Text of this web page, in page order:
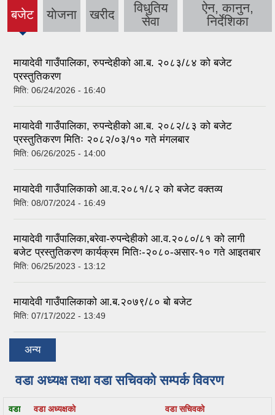
बजेट
(active
tab)
याेजना खरीद
विधुतिय
सेवा
ऐन, कानुन,
निर्देशिका
मायादेवी गाउँपालिका, रुपन्देहीको आ.ब. २०८३/८४ को बजेट
प्रस्तुतिकरण
मिति: 06/24/2026 - 16:40
मायादेवी गाउँपालिका, रुपन्देहीको आ.ब. २०८२/८३ को बजेट
प्रस्तुतिकरण मितिः २०८२/०३/१० गते मंगलबार
मिति: 06/26/2025 - 14:00
मायादेवी गाउँपालिकाको आ.व.२०८१/८२ को बजेट वक्तव्य
मिति: 08/07/2024 - 16:49
मायादेवी गाउँपालिका,बरेवा-रुपन्देहीको आ.व.२०८०/८१ को लागी
बजेट प्रस्तुतिकरण कार्यक्रम मितिः-२०८०-असार-१० गते आइतबार
मिति: 06/25/2023 - 13:12
मायादेवी गाउँपालिकाको आ.ब.२०७९/८० बो बजेट
मिति: 07/17/2022 - 13:49
अन्य
वडा अध्यक्ष तथा वडा सचिवको सम्पर्क विवरण
वडा
वडा अध्यक्षको
वडा सचिवको